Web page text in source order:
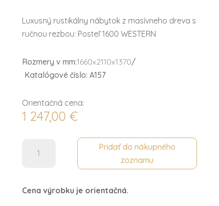
Luxusný rustikálny nábytok z masívneho dreva s
ručnou rezbou: Posteľ 1600 WESTERN
Rozmery v mm:1660x2110x1370/
Katalógové číslo: A157
Orientačná cena:
1 247,00 €
Posteľ
Pridať do nákupného
zoznamu
Cena výrobku je orientačná.